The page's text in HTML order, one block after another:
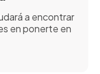
a encontrar
en ponerte en